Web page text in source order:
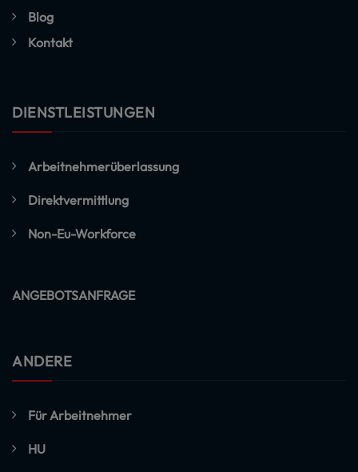
Blog
Kontakt
DIENSTLEISTUNGEN
Arbeitnehmerüberlassung
Direktvermittlung
Non-Eu-Workforce
ANGEBOTSANFRAGE
ANDERE
Für Arbeitnehmer
HU